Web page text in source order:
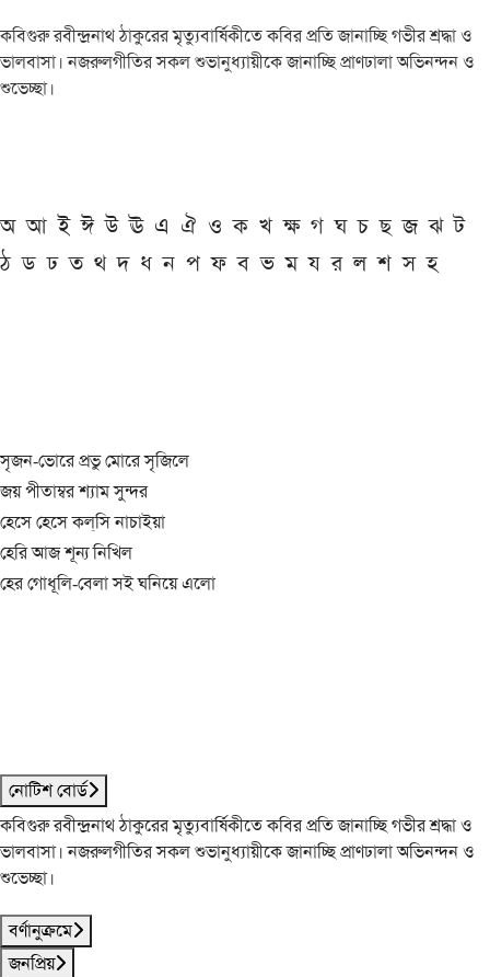
কবিগুরু রবীন্দ্রনাথ ঠাকুরের মৃত্যুবার্ষিকীতে কবির প্রতি জানাচ্ছি গভীর শ্রদ্ধা ও
ভালবাসা। নজরুলগীতির সকল শুভানুধ্যায়ীকে জানাচ্ছি প্রাণঢালা অভিনন্দন ও
শুভেচ্ছা।
অ আ ই ঈ উ ঊ এ ঐ ও ক খ ক্ষ গ ঘ চ ছ জ ঝ ট
ঠ ড ঢ ত থ দ ধ ন প ফ ব ভ ম য র ল শ স হ
সৃজন-ভোরে প্রভু মোরে সৃজিলে
জয় পীতাম্বর শ্যাম সুন্দর
হেসে হেসে কল্‌সি নাচাইয়া
হেরি আজ শূন্য নিখিল
হের গোধূলি-বেলা সই ঘনিয়ে এলো
নোটিশ বোর্ড
কবিগুরু রবীন্দ্রনাথ ঠাকুরের মৃত্যুবার্ষিকীতে কবির প্রতি জানাচ্ছি গভীর শ্রদ্ধা ও
ভালবাসা। নজরুলগীতির সকল শুভানুধ্যায়ীকে জানাচ্ছি প্রাণঢালা অভিনন্দন ও
শুভেচ্ছা।
বর্ণানুক্রমে
জনপ্রিয়